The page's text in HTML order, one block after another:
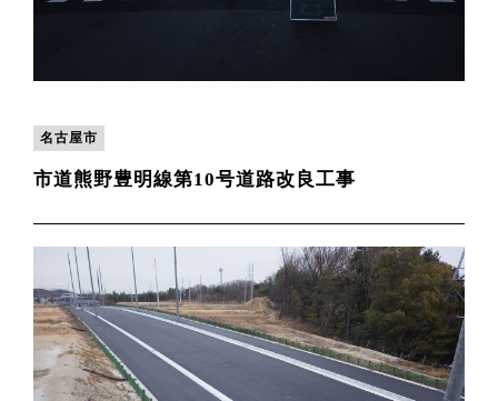
名古屋市
市道熊野豊明線第10号道路改良工事